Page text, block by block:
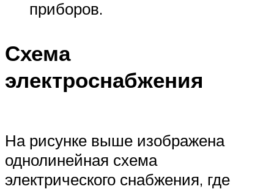
приборов.
Схема
электроснабжения
На рисунке выше изображена
однолинейная схема
электрического снабжения, где